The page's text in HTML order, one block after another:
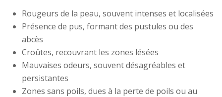
Rougeurs de la peau, souvent intenses et localisées
Présence de pus, formant des pustules ou des
abcès
Croûtes, recouvrant les zones lésées
Mauvaises odeurs, souvent désagréables et
persistantes
Zones sans poils, dues à la perte de poils ou au